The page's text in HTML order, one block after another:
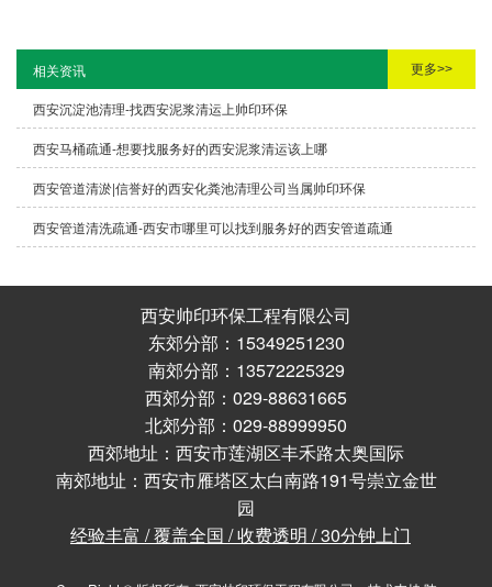
相关资讯 更多>>
西安沉淀池清理-找西安泥浆清运上帅印环保
西安马桶疏通-想要找服务好的西安泥浆清运该上哪
西安管道清淤|信誉好的西安化粪池清理公司当属帅印环保
西安管道清洗疏通-西安市哪里可以找到服务好的西安管道疏通
西安帅印环保工程有限公司
东郊分部：15349251230
南郊分部：13572225329
西郊分部：029-88631665
北郊分部：029-88999950
西郊地址：西安市莲湖区丰禾路太奥国际
南郊地址：西安市雁塔区太白南路191号崇立金世
园
经验丰富 / 覆盖全国 / 收费透明 / 30分钟上门